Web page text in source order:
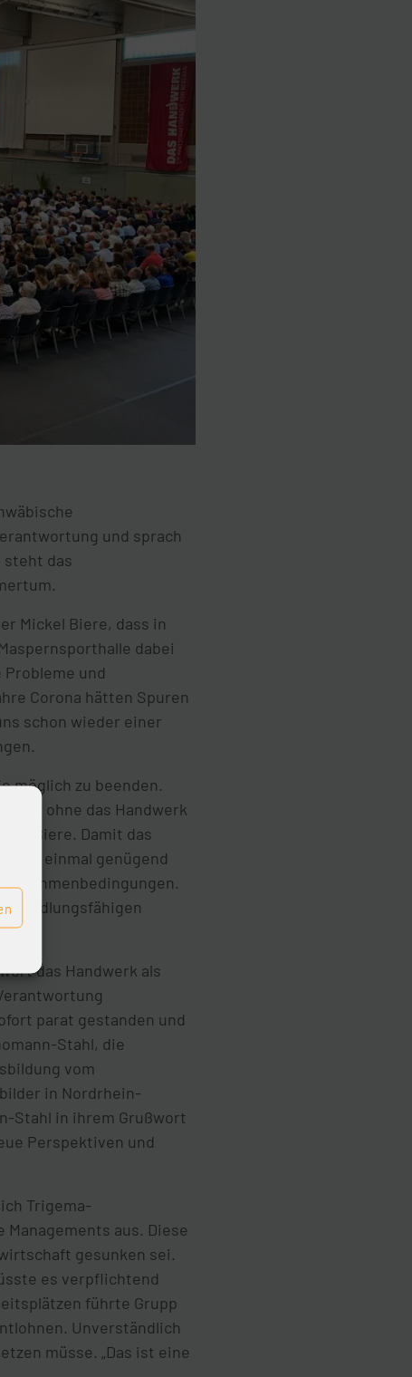
und sprach
steht das
Mickel Biere, dass in
dabei
und
Corona hätten Spuren
schon wieder einer
möglich zu beenden.
ohne das Handwerk
so Biere. Damit das
einmal genügend
Rahmenbedingungen.
handlungsfähigen
das Handwerk als
parat gestanden und
Stahl, die
vom
in Nordrhein-
Stahl in ihrem Grußwort
Perspektiven und
Trigema-
aus. Diese
gesunken sei.
es verpflichtend
führte Grupp
Unverständlich
müsse. „Das ist eine